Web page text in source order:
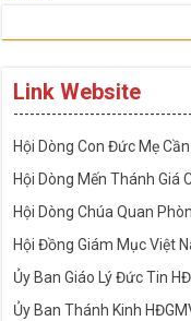
Link Website
Hội Dòng Con Đức Mẹ
Hội Dòng Mến Thánh Giá
Hội Dòng Chúa Quan
Hội Đồng Giám Mục Việt
Ủy Ban Giáo Lý Đức Tin
Ủy Ban Thánh Kinh